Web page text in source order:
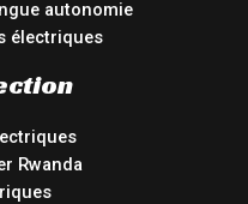
autonomie
électriques
Rwanda